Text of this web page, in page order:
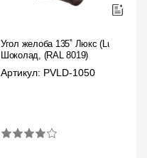
Угол желоба 135˚ Люкс (Lux)
Шоколад, (RAL 8019)
Артикул: PVLD-1050